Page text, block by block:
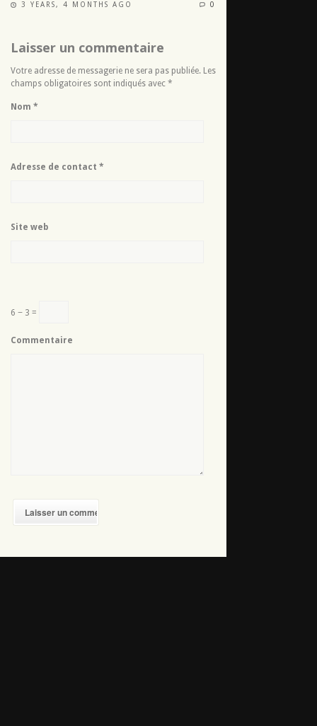
3 YEARS, 4 MONTHS AGO 0
Laisser un commentaire
Votre adresse de messagerie ne sera pas publiée. Les
champs obligatoires sont indiqués avec *
Nom *
Adresse de contact *
Site web
6 − 3 =
Commentaire